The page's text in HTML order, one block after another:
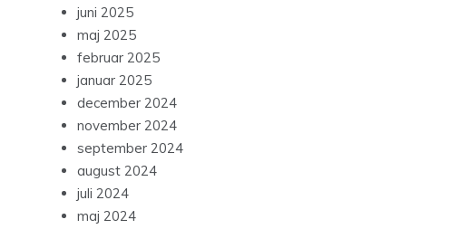
juni 2025
maj 2025
februar 2025
januar 2025
december 2024
november 2024
september 2024
august 2024
juli 2024
maj 2024